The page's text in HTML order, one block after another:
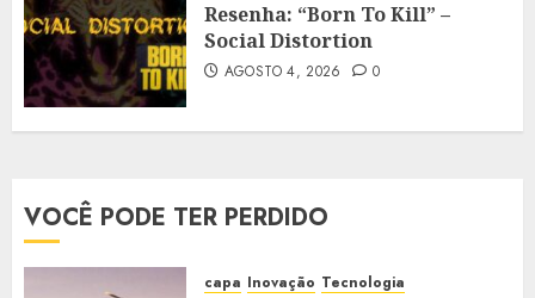
Resenha: “Born To Kill” –
Social Distortion
AGOSTO 4, 2026 0
VOCÊ PODE TER PERDIDO
capa Inovação Tecnologia